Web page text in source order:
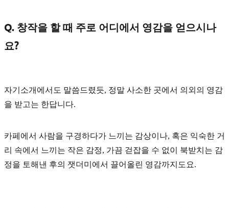
Q. 창작을 할 때 주로 어디에서 영감을 얻으시나
요?
자기소개에서도 말씀드렸듯, 정말 사소한 곳에서 의외의 영감
을 받고는 한답니다.
카페에서 사람을 구경하다가 느끼는 감상이나, 혹은 익숙한 거
리 속에서 느끼는 작은 감정, 가끔 걷잡을 수 없이 북받치는 감
정을 토해낸 후의 잿더미에서 끌어올린 영감까지도요.